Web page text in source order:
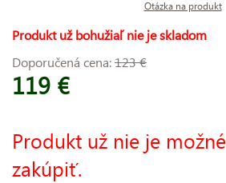
Otázka na produkt
Produkt už bohužiaľ nie je skladom
Doporučená cena:123 €
119 €
Produkt už nie je možné
zakúpiť.